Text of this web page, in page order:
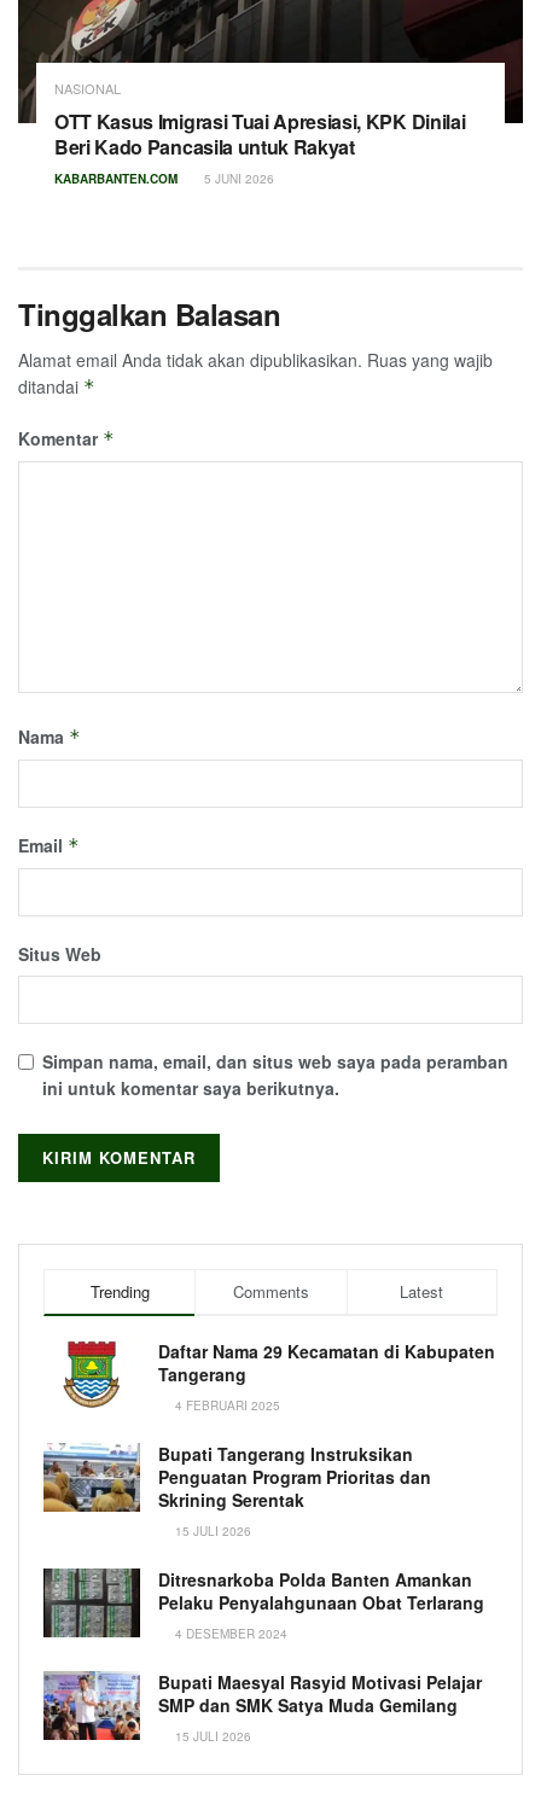
NASIONAL
OTT Kasus Imigrasi Tuai Apresiasi, KPK Dinilai
Beri Kado Pancasila untuk Rakyat
KABARBANTEN.COM 5 JUNI 2026
Tinggalkan Balasan
Alamat email Anda tidak akan dipublikasikan. Ruas yang wajib
ditandai *
Komentar *
Nama *
Email *
Situs Web
Simpan nama, email, dan situs web saya pada peramban
ini untuk komentar saya berikutnya.
Trending Comments Latest
Daftar Nama 29 Kecamatan di Kabupaten
Tangerang
4 FEBRUARI 2025
Bupati Tangerang Instruksikan
Penguatan Program Prioritas dan
Skrining Serentak
15 JULI 2026
Ditresnarkoba Polda Banten Amankan
Pelaku Penyalahgunaan Obat Terlarang
4 DESEMBER 2024
Bupati Maesyal Rasyid Motivasi Pelajar
SMP dan SMK Satya Muda Gemilang
15 JULI 2026